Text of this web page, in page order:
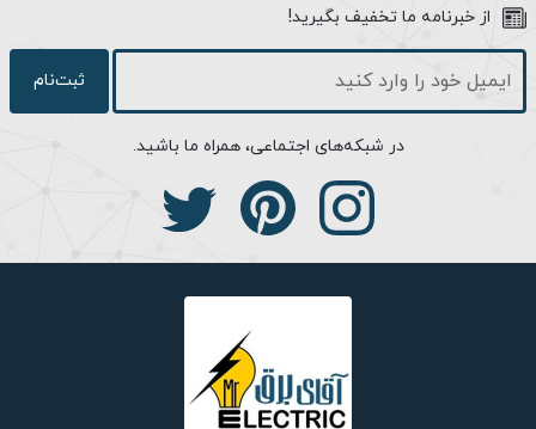
لامپ‌هاست.
مشخصات ظاهری:
ایران می باشد که به صورت حبابی طراحی شده است و با استفاده از
محصول مورد نظر به شکل آویز سقفی قابل نصب می باشد و رنگ نور
آن دارای دمای 2700 کلوین است که تقریبا مایل به رنگ زرد (نور گرم)
تا 300 ولت تولید و توزیع می گردند که هر کدام از آنها به توجه به
توان مصرفی که دارند برای کاربری های مختلف صنعتی، نوردهی خانگی
و تجاری، ساخت وسایل الکتریکی برقی از جمله چراغ مطالعه، چراغ قوّه،
از خبرنامه ما تخفیف بگیرید!
ثبت‌نام
در شبکه‌های اجتماعی، همراه ما باشید.